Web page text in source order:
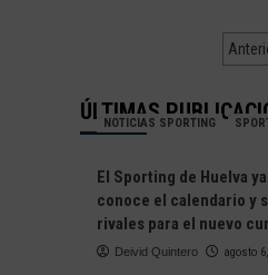
CONFIRMAN
EN
EL
CRISTINA
FC
ÚLTIMAS
NOTICIAS SPORTING
El Sporting de Huelva ya
conoce el calendario y
rivales para el nuevo
Deivid Quintero agosto